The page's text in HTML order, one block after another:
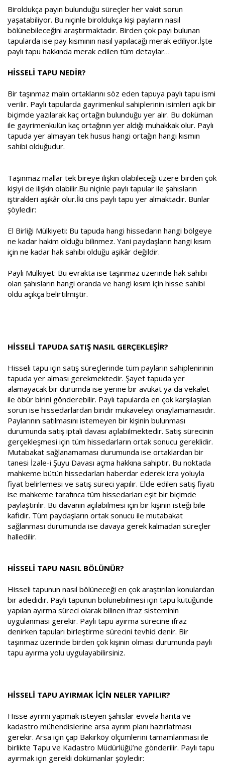
a
i
h
i
Biroldukça payın bulunduğu süreçler her vakit sorun
yaşatabiliyor. Bu niçinle biroldukça kişi payların nasıl
bölünebileceğini araştırmaktadır. Birden çok payı bulunan
tapularda ise pay kısmının nasıl yapılacağı merak ediliyor.İşte
paylı tapu hakkında merak edilen tüm detaylar…
HİSSELİ TAPU NEDİR?
Bir taşınmaz malın ortaklarını söz eden tapuya paylı tapu ismi
verilir. Paylı tapularda gayrimenkul sahiplerinin isimleri açık bir
biçimde yazılarak kaç ortağın bulunduğu yer alır. Bu doküman
ile gayrimenkulün kaç ortağının yer aldığı muhakkak olur. Paylı
tapuda yer almayan tek husus hangi ortağın hangi kısmın
sahibi olduğudur.
Taşınmaz mallar tek bireye ilişkin olabileceği üzere birden çok
kişiyi de ilişkin olabilir.Bu niçinle paylı tapular ile şahısların
iştirakleri aşikâr olur.İki cins paylı tapu yer almaktadır. Bunlar
şöyledir:
El Birliği Mülkiyeti: Bu tapuda hangi hissedarın hangi bölgeye
ne kadar hakim olduğu bilinmez. Yani paydaşların hangi kısım
için ne kadar hak sahibi olduğu aşikâr değildir.
Paylı Mülkiyet: Bu evrakta ise taşınmaz üzerinde hak sahibi
olan şahısların hangi oranda ve hangi kısım için hisse sahibi
oldu açıkça belirtilmiştir.
HİSSELİ TAPUDA SATIŞ NASIL GERÇEKLEŞİR?
Hisseli tapu için satış süreçlerinde tüm payların sahiplenirinin
tapuda yer alması gerekmektedir. Şayet tapuda yer
alamayacak bir durumda ise yerine bir avukat ya da vekalet
ile öbür birini gönderebilir. Paylı tapularda en çok karşılaşılan
sorun ise hissedarlardan biridir mukaveleyi onaylamamasıdır.
Paylarının satılmasını istemeyen bir kişinin bulunması
durumunda satış iptali davası açılabilmektedir. Satış sürecinin
gerçekleşmesi için tüm hissedarların ortak sonucu gereklidir.
Mutabakat sağlanamaması durumunda ise ortaklardan bir
tanesi İzale-i Şuyu Davası açma hakkına sahiptir. Bu noktada
mahkeme bütün hissedarları haberdar ederek icra yoluyla
fiyat belirlemesi ve satış süreci yapılır. Elde edilen satış fiyatı
ise mahkeme tarafınca tüm hissedarları eşit bir biçimde
paylaştırılır. Bu davanın açılabilmesi için bir kişinin isteği bile
kafidir. Tüm paydaşların ortak sonucu ile mutabakat
sağlanması durumunda ise davaya gerek kalmadan süreçler
halledilir.
HİSSELİ TAPU NASIL BÖLÜNÜR?
Hisseli tapunun nasıl bölüneceği en çok araştırılan konulardan
bir adedidir. Paylı tapunun bölünebilmesi için tapu kütüğünde
yapılan ayırma süreci olarak bilinen ifraz sisteminin
uygulanması gerekir. Paylı tapu ayırma sürecine ifraz
denirken tapuları birleştirme sürecini tevhid denir. Bir
taşınmaz üzerinde birden çok kişinin olması durumunda paylı
tapu ayırma yolu uygulayabilirsiniz.
HİSSELİ TAPU AYIRMAK İÇİN NELER YAPILIR?
Hisse ayrımı yapmak isteyen şahıslar evvela harita ve
kadastro mühendislerine arsa ayrım planı hazırlatması
gerekir. Arsa için çap Bakırköy ölçümlerini tamamlanması ile
birlikte Tapu ve Kadastro Müdürlüğü’ne gönderilir. Paylı tapu
ayırmak için gerekli dokümanlar şöyledir: